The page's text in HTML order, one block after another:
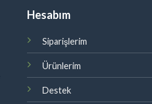
Hesabım
Siparişlerim
Ürünlerim
Destek